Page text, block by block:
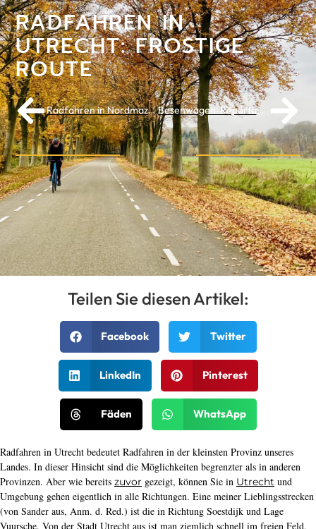
RADFAHREN IN
UTRECHT: FROSTIGE
ROUTE
Radfahren in Nordmazedonien: Ohridsee Besenwagen-Reportage II: Radfahren in Kalabrien, die Geheimtipps von 'Calamaro'.
Teilen Sie diesen Artikel:
Facebook Twitter
LinkedIn Pinterest
Fäden WhatsApp
Radfahren in Utrecht bedeutet Radfahren in der kleinsten Provinz unseres
Landes. In dieser Hinsicht sind die Möglichkeiten begrenzter als in anderen
Provinzen. Aber wie bereits zuvor gezeigt, können Sie in Utrecht und
Umgebung gehen eigentlich in alle Richtungen. Eine meiner Lieblingsstrecken
(von Sander aus, Anm. d. Red.) ist die in Richtung Soestdijk und Lage
Vuursche. Von der Stadt Utrecht aus ist man ziemlich schnell im freien Feld,